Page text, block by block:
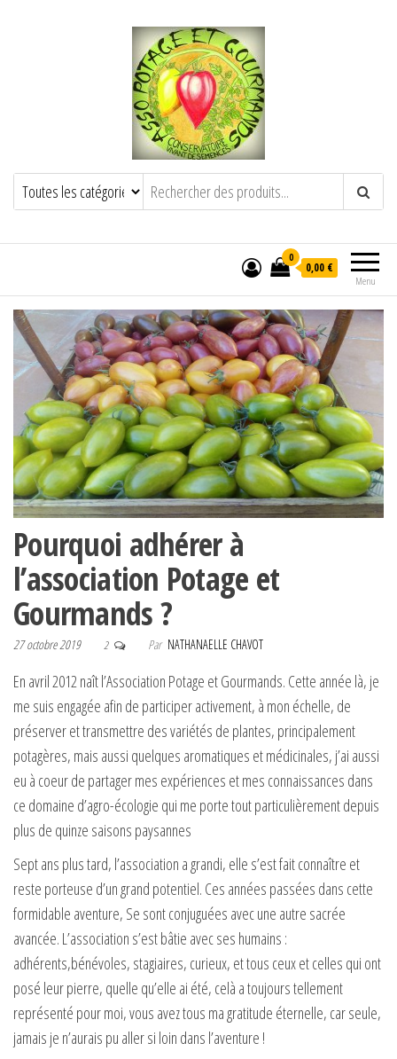
POTAGE ET GOURMANDSSemence paysanne naturelle
——————————————-
Menu
0
0,00 €
Pourquoi adhérer à
l’association Potage et
Gourmands ?
27 octobre 2019 2 Par NATHANAELLE CHAVOT
En avril 2012 naît l’Association Potage et Gourmands. Cette année là, je
me suis engagée afin de participer activement, à mon échelle, de
préserver et transmettre des variétés de plantes, principalement
potagères, mais aussi quelques aromatiques et médicinales, j’ai aussi
eu à coeur de partager mes expériences et mes connaissances dans
ce domaine d’agro-écologie qui me porte tout particulièrement depuis
plus de quinze saisons paysannes
Sept ans plus tard, l’association a grandi, elle s’est fait connaître et
reste porteuse d’un grand potentiel. Ces années passées dans cette
formidable aventure, Se sont conjuguées avec une autre sacrée
avancée. L’association s’est bâtie avec ses humains :
adhérents,bénévoles, stagiaires, curieux, et tous ceux et celles qui ont
posé leur pierre, quelle qu’elle ai été, celà a toujours tellement
représenté pour moi, vous avez tous ma gratitude éternelle, car seule,
jamais je n’aurais pu aller si loin dans l’aventure !